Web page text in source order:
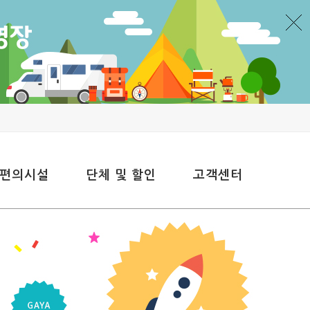
의시설 단체 및 할인 고객센터